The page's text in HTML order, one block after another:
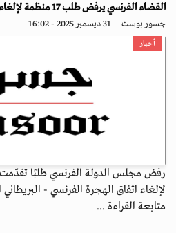
القضاء الفرنسي يرفض طلب 17 منظمة لإلغاء اتفاق الهجرة مع بريطانيا
جسور بوست 31 ديسمبر 2025 - 16:02
أخبار
لإلغاء اتفاق الهجرة الفرنسي - البريطاني
متابعة القراءة ...